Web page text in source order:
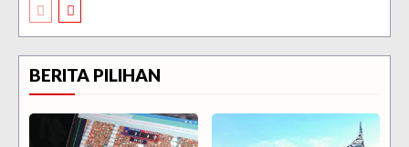
BERITA PILIHAN